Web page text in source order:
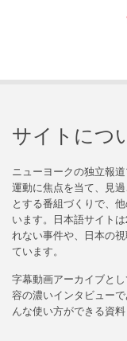
サイトにつ
ニューヨークの独立報
運動に焦点を当て、見
とする番組づくりで、
います。日本語サイト
れない事件や、日本の
ています。
字幕動画アーカイブと
容の濃いインタビュー
んな使い方ができる資